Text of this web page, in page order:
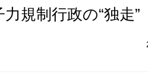
規制行政の“独走”